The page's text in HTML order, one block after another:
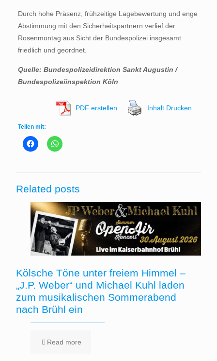
Durch hohe Präsenz, frühzeitige Lagebewertung und enge
Abstimmung mit den Sicherheitspartnern verlief der
Rosenmontag aus Sicht der Bundespolizei insgesamt
friedlich und geordnet.
Quelle: Bundespolizeidirektion Sankt Augustin /
Bundespolizeiinspektion Köln
PDF erstellen Inhalt Drucken
Teilen mit:
Related posts
Kölsche Töne unter freiem Himmel –
„J.P. Weber“ und Michael Kuhl laden
zum musikalischen Sommerabend
nach Brühl ein
Read more